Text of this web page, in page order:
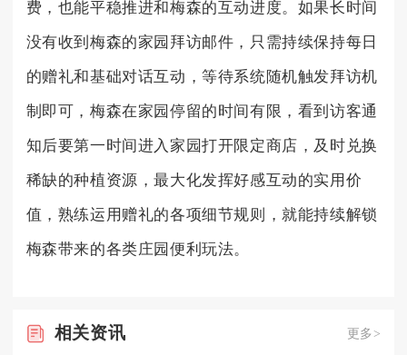
费，也能平稳推进和梅森的互动进度。如果长时间
没有收到梅森的家园拜访邮件，只需持续保持每日
的赠礼和基础对话互动，等待系统随机触发拜访机
制即可，梅森在家园停留的时间有限，看到访客通
知后要第一时间进入家园打开限定商店，及时兑换
稀缺的种植资源，最大化发挥好感互动的实用价
值，熟练运用赠礼的各项细节规则，就能持续解锁
梅森带来的各类庄园便利玩法。
相关资讯 更多>